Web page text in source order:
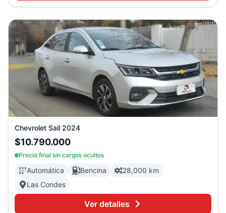
Chevrolet Sail 2024
$10.790.000
Precio final sin cargos ocultos
Automática Bencina
28,000 km
Las Condes
Ver detalles